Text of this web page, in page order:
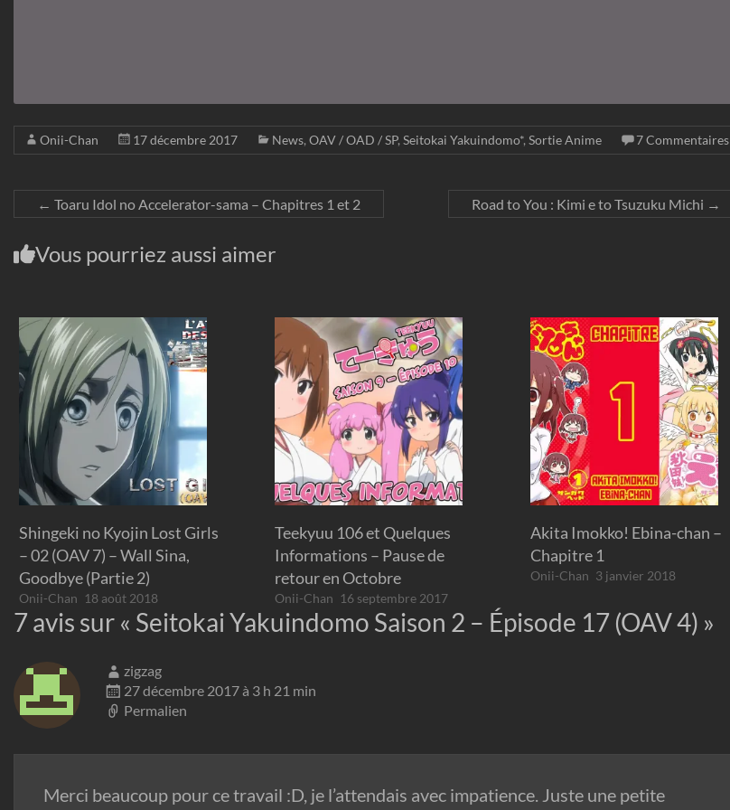
Onii-Chan 17 décembre 2017 News, OAV / OAD / SP, Seitokai Yakuindomo*, Sortie Anime 7 Commentaires
← Toaru Idol no Accelerator-sama – Chapitres 1 et 2 Road to You : Kimi e to Tsuzuku Michi →
Vous pourriez aussi aimer
Shingeki no Kyojin Lost Girls
– 02 (OAV 7) – Wall Sina,
Goodbye (Partie 2)
Onii-Chan 18 août 2018
Teekyuu 106 et Quelques
Informations – Pause de
retour en Octobre
Onii-Chan 16 septembre 2017
Akita Imokko! Ebina-chan –
Chapitre 1
Onii-Chan 3 janvier 2018
7 avis sur « Seitokai Yakuindomo Saison 2 – Épisode 17 (OAV 4) »
zigzag
27 décembre 2017 à 3 h 21 min
Permalien
Merci beaucoup pour ce travail :D, je l’attendais avec impatience. Juste une petite